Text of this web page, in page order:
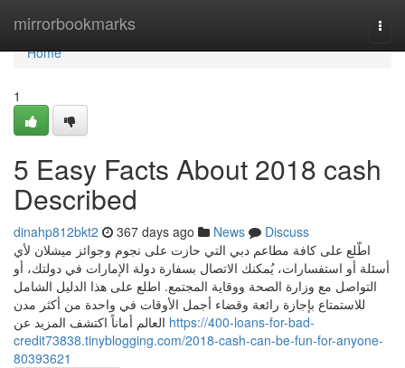
mirrorbookmarks
Home
Home
1
5 Easy Facts About 2018 cash
Described
dinahp812bkt2 367 days ago News
Discuss
اطّلع على كافة مطاعم دبي التي حازت على نجوم وجوائز ميشلان لأي
أسئلة أو استفسارات، يُمكنك الاتصال بسفارة دولة الإمارات في دولتك، أو
التواصل مع وزارة الصحة ووقاية المجتمع. اطلع على هذا الدليل الشامل
للاستمتاع بإجازة رائعة وقضاء أجمل الأوقات في واحدة من أكثر مدن
https://400-loans-for-bad-
credit73838.tinyblogging.com/2018-cash-can-be-fun-for-anyone-
80393621